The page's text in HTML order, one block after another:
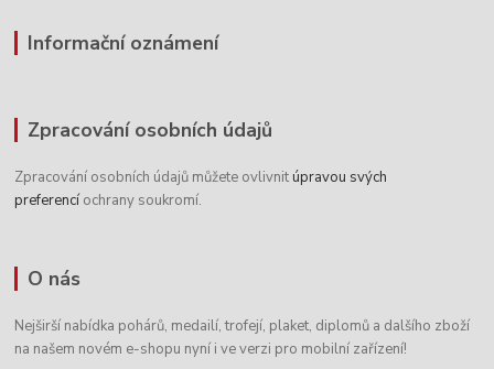
Informační oznámení
Zpracování osobních údajů
Zpracování osobních údajů můžete ovlivnit úpravou svých
preferencíochrany soukromí.
O nás
Nejširší nabídka pohárů, medailí, trofejí, plaket, diplomů a dalšího zboží
na našem novém e-shopu nyní i ve verzi pro mobilní zařízení!